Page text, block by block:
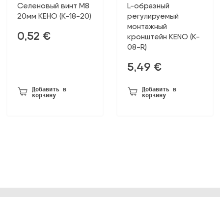
Селеновый винт М8
20мм КЕНО (К-18-20)
0,52 €
Добавить в
корзину
L-образный
регулируемый
монтажный
кронштейн KENO (K-
08-R)
5,49 €
Добавить в
корзину